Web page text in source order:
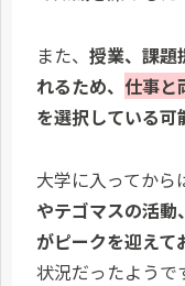
また、 授業、課題
れるため、 仕事と
を選択している可
大学に入ってから
やテゴマスの活
がピークを迎えて
状況だったようで